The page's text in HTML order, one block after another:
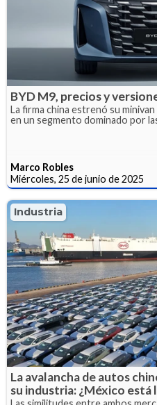
BYD M9, precios y
La firma china estrenó su
en un segmento dominado por
Marco Robles
Miércoles, 25 de junio de 2025
Industria
La avalancha de autos
su industria: ¿México está